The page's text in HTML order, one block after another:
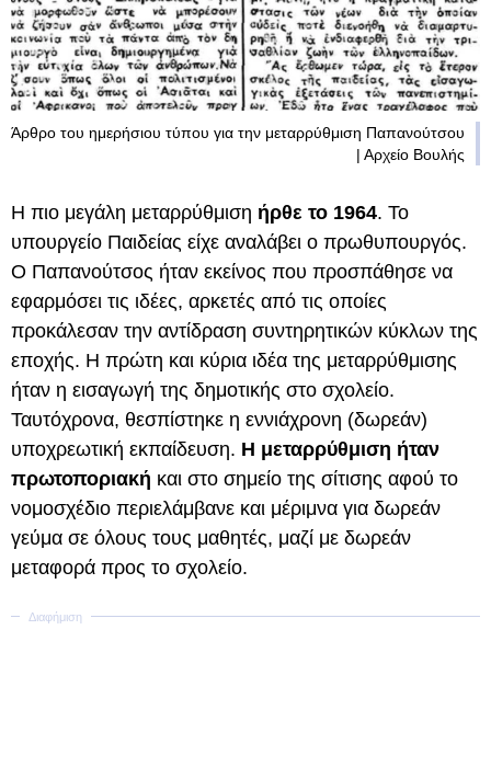
Άρθρο του ημερήσιου τύπου για την μεταρρύθμιση Παπανούτσου
| Αρχείο Βουλής
Η πιο μεγάλη μεταρρύθμιση ήρθε το 1964. Το
υπουργείο Παιδείας είχε αναλάβει ο πρωθυπουργός.
Ο Παπανούτσος ήταν εκείνος που προσπάθησε να
εφαρμόσει τις ιδέες, αρκετές από τις οποίες
προκάλεσαν την αντίδραση συντηρητικών κύκλων της
εποχής. Η πρώτη και κύρια ιδέα της μεταρρύθμισης
ήταν η εισαγωγή της δημοτικής στο σχολείο.
Ταυτόχρονα, θεσπίστηκε η εννιάχρονη (δωρεάν)
υποχρεωτική εκπαίδευση. Η μεταρρύθμιση ήταν
πρωτοποριακή και στο σημείο της σίτισης αφού το
νομοσχέδιο περιελάμβανε και μέριμνα για δωρεάν
γεύμα σε όλους τους μαθητές, μαζί με δωρεάν
μεταφορά προς το σχολείο.